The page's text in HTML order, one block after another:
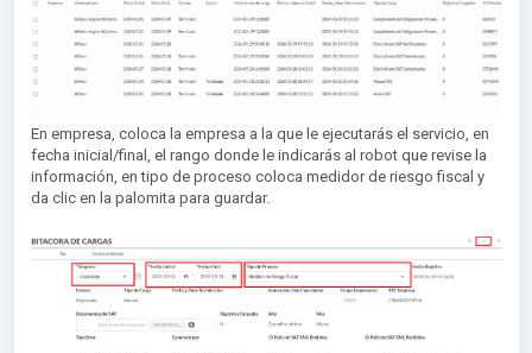
En empresa, coloca la empresa a la que le ejecutarás el servicio, en
fecha inicial/final, el rango donde le indicarás al robot que revise la
información, en tipo de proceso coloca medidor de riesgo fiscal y
da clic en la palomita para guardar.